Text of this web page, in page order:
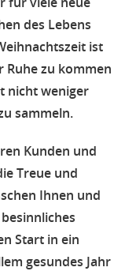
des Lebens
ist
Ruhe zu kommen
nicht weniger
sammeln.
Kunden und
Treue und
Ihnen und
Start in ein
gesundes Jahr